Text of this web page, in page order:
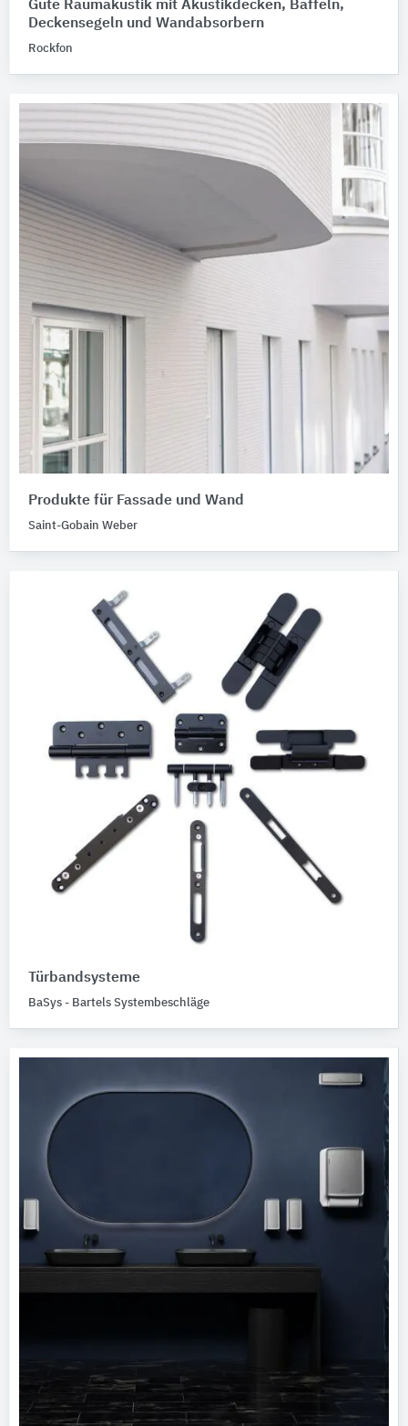
Gute Raumakustik mit Akustikdecken, Baffeln,
Deckensegeln und Wandabsorbern
Rockfon
Produkte für Fassade und Wand
Saint-Gobain Weber
Türbandsysteme
BaSys - Bartels Systembeschläge